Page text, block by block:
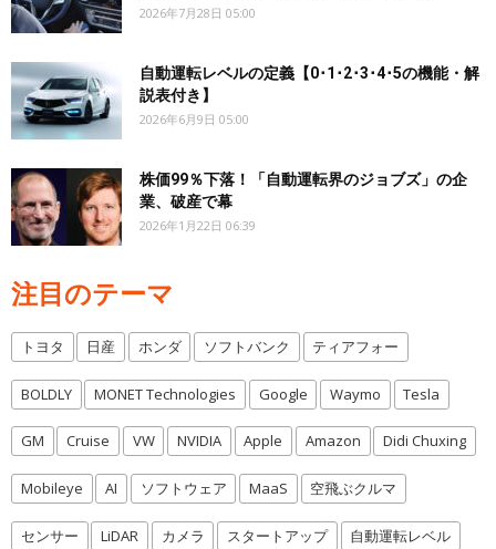
2026年7月28日 05:00
自動運転レベルの定義【0･1･2･3･4･5の機能・解
説表付き】
2026年6月9日 05:00
株価99％下落！「自動運転界のジョブズ」の企
業、破産で幕
2026年1月22日 06:39
注目のテーマ
トヨタ 日産 ホンダ ソフトバンク ティアフォー
BOLDLY MONET Technologies Google Waymo Tesla
GM Cruise VW NVIDIA Apple Amazon Didi Chuxing
Mobileye AI ソフトウェア MaaS 空飛ぶクルマ
センサー LiDAR カメラ スタートアップ 自動運転レベル